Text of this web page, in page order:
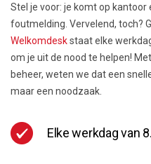
Stel je voor: je komt op
foutmelding. Vervelend, toch?
Welkomdeskstaat elke
om je uit de nood te helpen!
beheer, weten we dat een
maar een noodzaak.
Elke werkdag van